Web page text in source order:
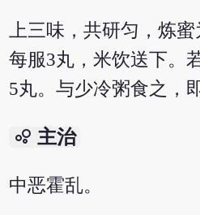
上三味，共研匀，炼
每服3丸，米饮送下。
5丸。与少冷粥食之，
bubble_chart 主治
中恶霍乱。